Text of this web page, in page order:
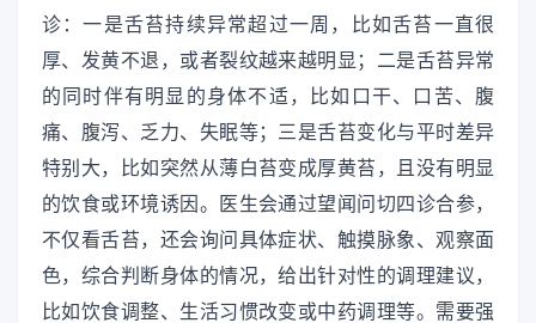
诊：一是舌苔持续异常超过一周，比如舌苔一直很
厚、发黄不退，或者裂纹越来越明显；二是舌苔异常
的同时伴有明显的身体不适，比如口干、口苦、腹
痛、腹泻、乏力、失眠等；三是舌苔变化与平时差异
特别大，比如突然从薄白苔变成厚黄苔，且没有明显
的饮食或环境诱因。医生会通过望闻问切四诊合参，
不仅看舌苔，还会询问具体症状、触摸脉象、观察面
色，综合判断身体的情况，给出针对性的调理建议，
比如饮食调整、生活习惯改变或中药调理等。需要强